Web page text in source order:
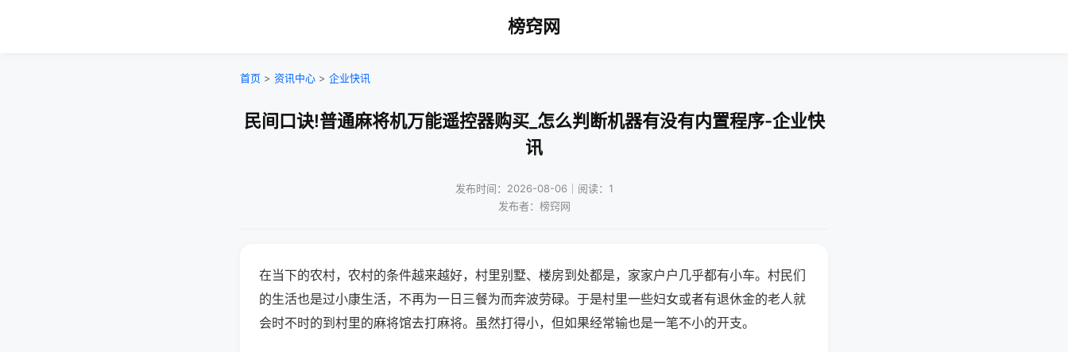
榜窍网
首页 > 资讯中心 > 企业快讯
民间口诀!普通麻将机万能遥控器购买_怎么判断机器有没有内置程序-企业快
讯
发布时间：2026-08-06｜阅读：1
发布者：榜窍网
在当下的农村，农村的条件越来越好，村里别墅、楼房到处都是，家家户户几乎都有小车。村民们
的生活也是过小康生活，不再为一日三餐为而奔波劳碌。于是村里一些妇女或者有退休金的老人就
会时不时的到村里的麻将馆去打麻将。虽然打得小，但如果经常输也是一笔不小的开支。